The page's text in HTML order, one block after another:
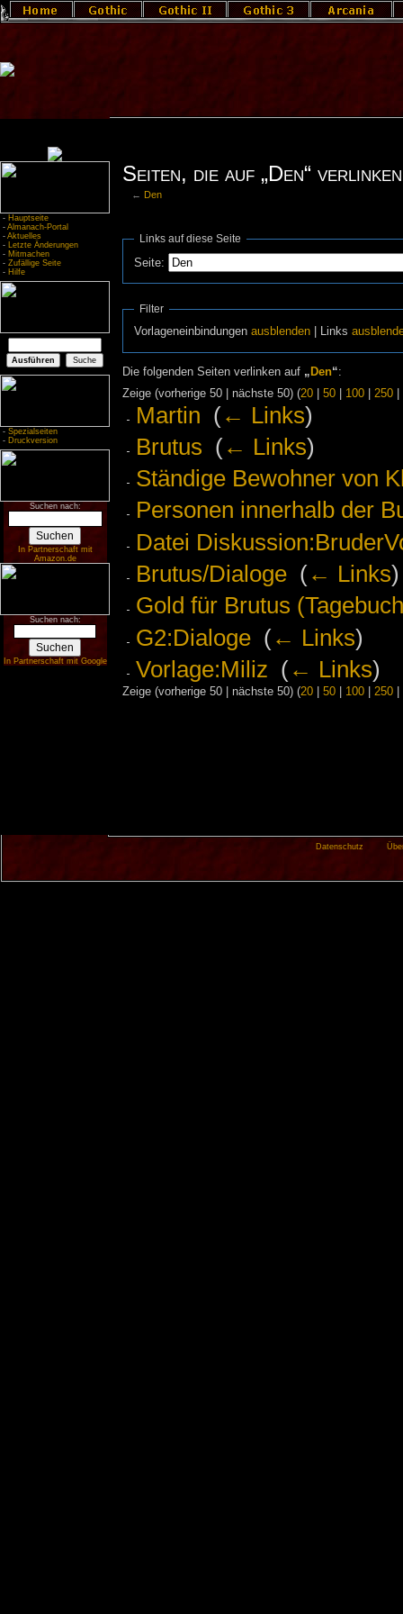
- Hauptseite
- Almanach-Portal
- Aktuelles
- Letzte Änderungen
- Mitmachen
- Zufällige Seite
- Hilfe
- Spezialseiten
- Druckversion
Suchen nach:
In Partnerschaft mit
Amazon.de
Suchen nach:
In Partnerschaft mit Google
Seiten, die auf „Den“ verlinken
← Den
Links auf diese Seite
Seite:
Filter
Vorlageneinbindungenausblenden | Links
Die folgenden Seiten verlinken auf „ Den“:
Zeige (vorherige 50 | nächste 50) (20| 50| 100| 250|
Martin (← Links)
Brutus (← Links)
Ständige Bewohner von
Personen innerhalb der
Datei
Brutus/Dialoge‎ (← Links)
Gold für Brutus
G2:Dialoge‎ (← Links)
Vorlage:Miliz (← Links)
Zeige (vorherige 50 | nächste 50) (20| 50| 100| 250|
Datenschutz